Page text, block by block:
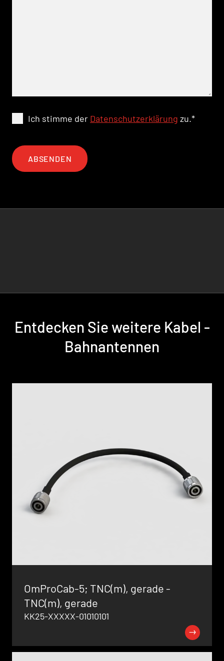
Ich stimme der Datenschutzerklärung zu.*
ABSENDEN
Entdecken Sie weitere Kabel -
Bahnantennen
OmProCab-5; TNC(m), gerade -
TNC(m), gerade
KK25-XXXXX-01010101